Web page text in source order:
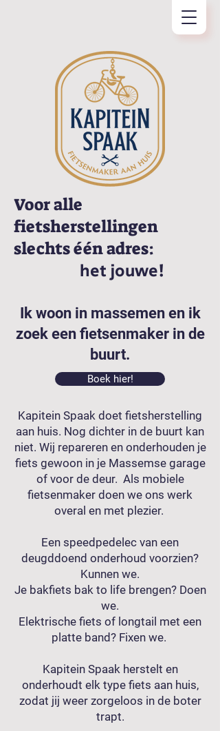
Voor alle
fietsherstellingen
slechts één adres:
het jouwe!
Ik woon in massemen en ik
zoek een fietsenmaker in de
buurt.
Boek hier!
Kapitein Spaak doet fietsherstelling
aan huis. Nog dichter in de buurt kan
niet. Wij repareren en onderhouden je
fiets gewoon in je Massemse garage
of voor de deur. Als mobiele
fietsenmaker doen we ons werk
overal en met plezier.
Een speedpedelec van een
deugddoend onderhoud voorzien?
Kunnen we.
Je bakfiets bak to life brengen? Doen
we.
Elektrische fiets of longtail met een
platte band? Fixen we.
Kapitein Spaak herstelt en
onderhoudt elk type fiets aan huis,
zodat jij weer zorgeloos in de boter
trapt.